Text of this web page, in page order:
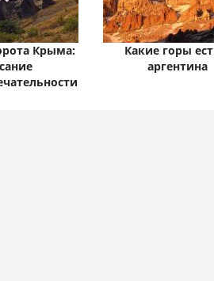
Крыма:
Какие горы
аргентина